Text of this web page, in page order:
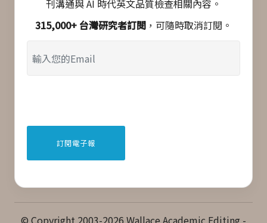
刊溝通與 AI 時代英文品質檢查相關內容。
315,000+ 台灣研究者訂閱 ，可隨時取消訂閱。
© Copyright 2003-2026 Wallace Academic Editing -